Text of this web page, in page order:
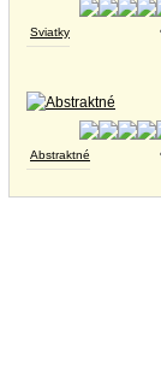
Sviatky
Abstraktné